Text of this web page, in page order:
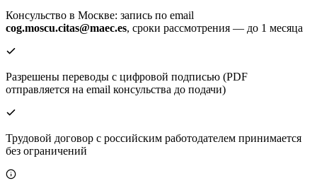
Консульство в Москве: запись по email
cog.moscu.citas@maec.es, сроки рассмотрения — до 1 месяца
Разрешены переводы с цифровой подписью (PDF
отправляется на email консульства до подачи)
Трудовой договор с российским работодателем принимается
без ограничений